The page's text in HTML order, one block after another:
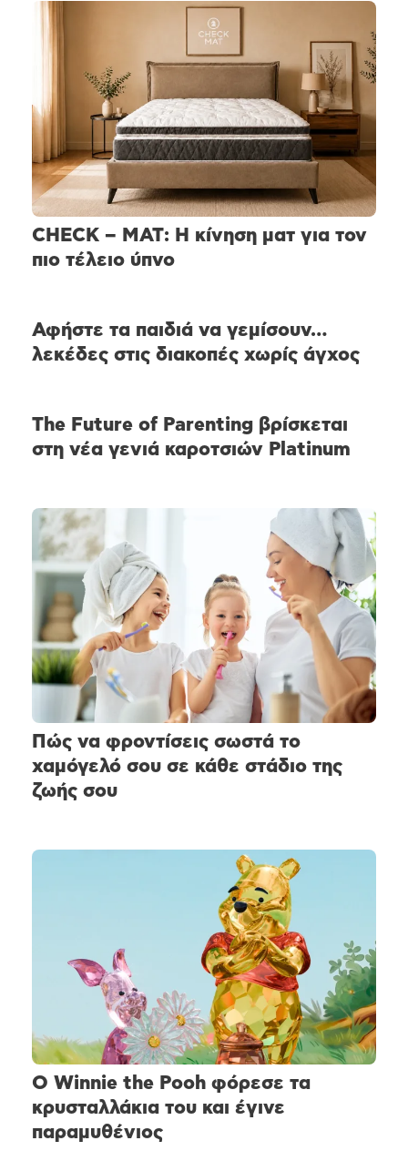
CHECK – MAT: Η κίνηση ματ για τον
πιο τέλειο ύπνο
Αφήστε τα παιδιά να γεμίσουν…
λεκέδες στις διακοπές χωρίς άγχος
The Future of Parenting βρίσκεται
στη νέα γενιά καροτσιών Platinum
Πώς να φροντίσεις σωστά το
χαμόγελό σου σε κάθε στάδιο της
ζωής σου
Ο Winnie the Pooh φόρεσε τα
κρυσταλλάκια του και έγινε
παραμυθένιος